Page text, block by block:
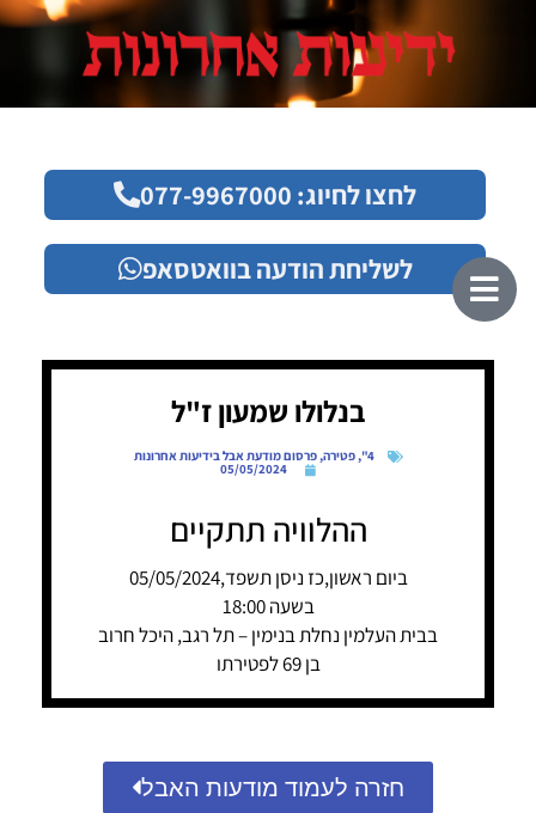
לחצו לחיוג: 077-9967000
לשליחת הודעה בוואטסאפ
בנלולו שמעון ז"ל
4"
,פטירה,פרסום מודעת אבל בידיעות אחרונות
05/05/2024
ההלוויה תתקיים
ביום ראשון,כז ניסן תשפד,05/05/2024
בשעה 18:00
בבית העלמין נחלת בנימין – תל רגב, היכל חרוב
בן 69 לפטירתו
חזרה לעמוד מודעות האבל